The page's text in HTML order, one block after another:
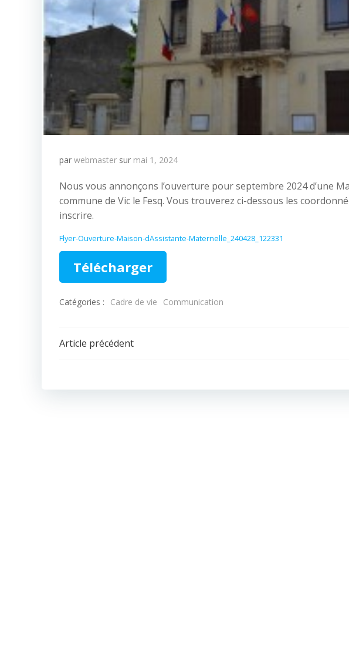
par webmaster sur mai 1, 2024
Nous vous annonçons l’ouverture pour septembre 2024 d’une
commune de Vic le Fesq. Vous trouverez ci-dessous les
inscrire.
Flyer-Ouverture-Maison-dAssistante-Maternelle_240428_122331
Télécharger
Catégories : Cadre de vie Communication
Navigation
Article précédent